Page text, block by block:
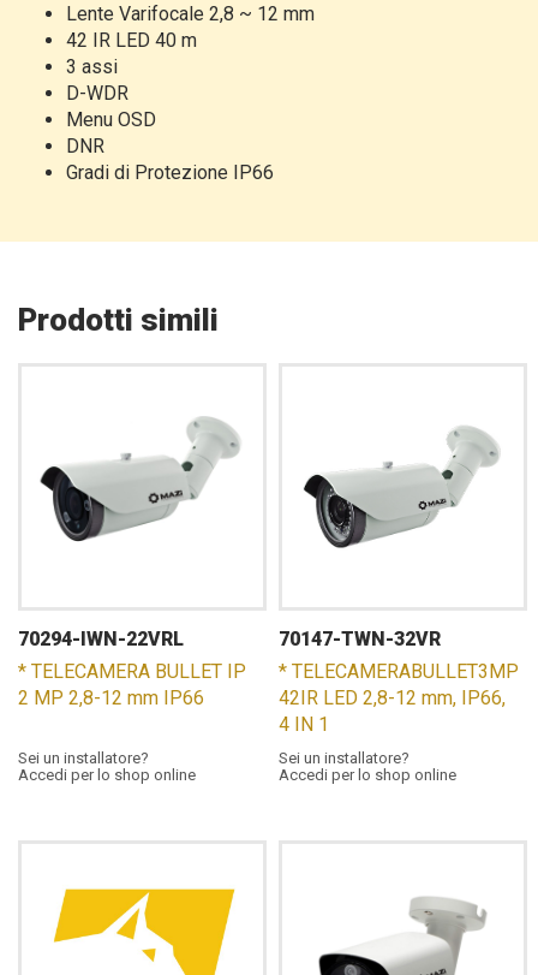
Lente Varifocale 2,8 ~ 12 mm
42 IR LED 40 m
3 assi
D-WDR
Menu OSD
DNR
Gradi di Protezione IP66
Prodotti simili
70294-IWN-22VRL
* TELECAMERA BULLET IP
2 MP 2,8-12 mm IP66
Sei un installatore?
Accedi per lo shop online
70147-TWN-32VR
* TELECAMERABULLET3MP
42IR LED 2,8-12 mm, IP66,
4 IN 1
Sei un installatore?
Accedi per lo shop online